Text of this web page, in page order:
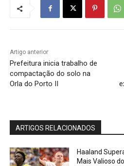
Artigo anterior
Prefeitura inicia trabalho de
compactação do solo na
Orla do Porto II
ARTIGOS RELACIONADOS
Haaland
Mais Valioso